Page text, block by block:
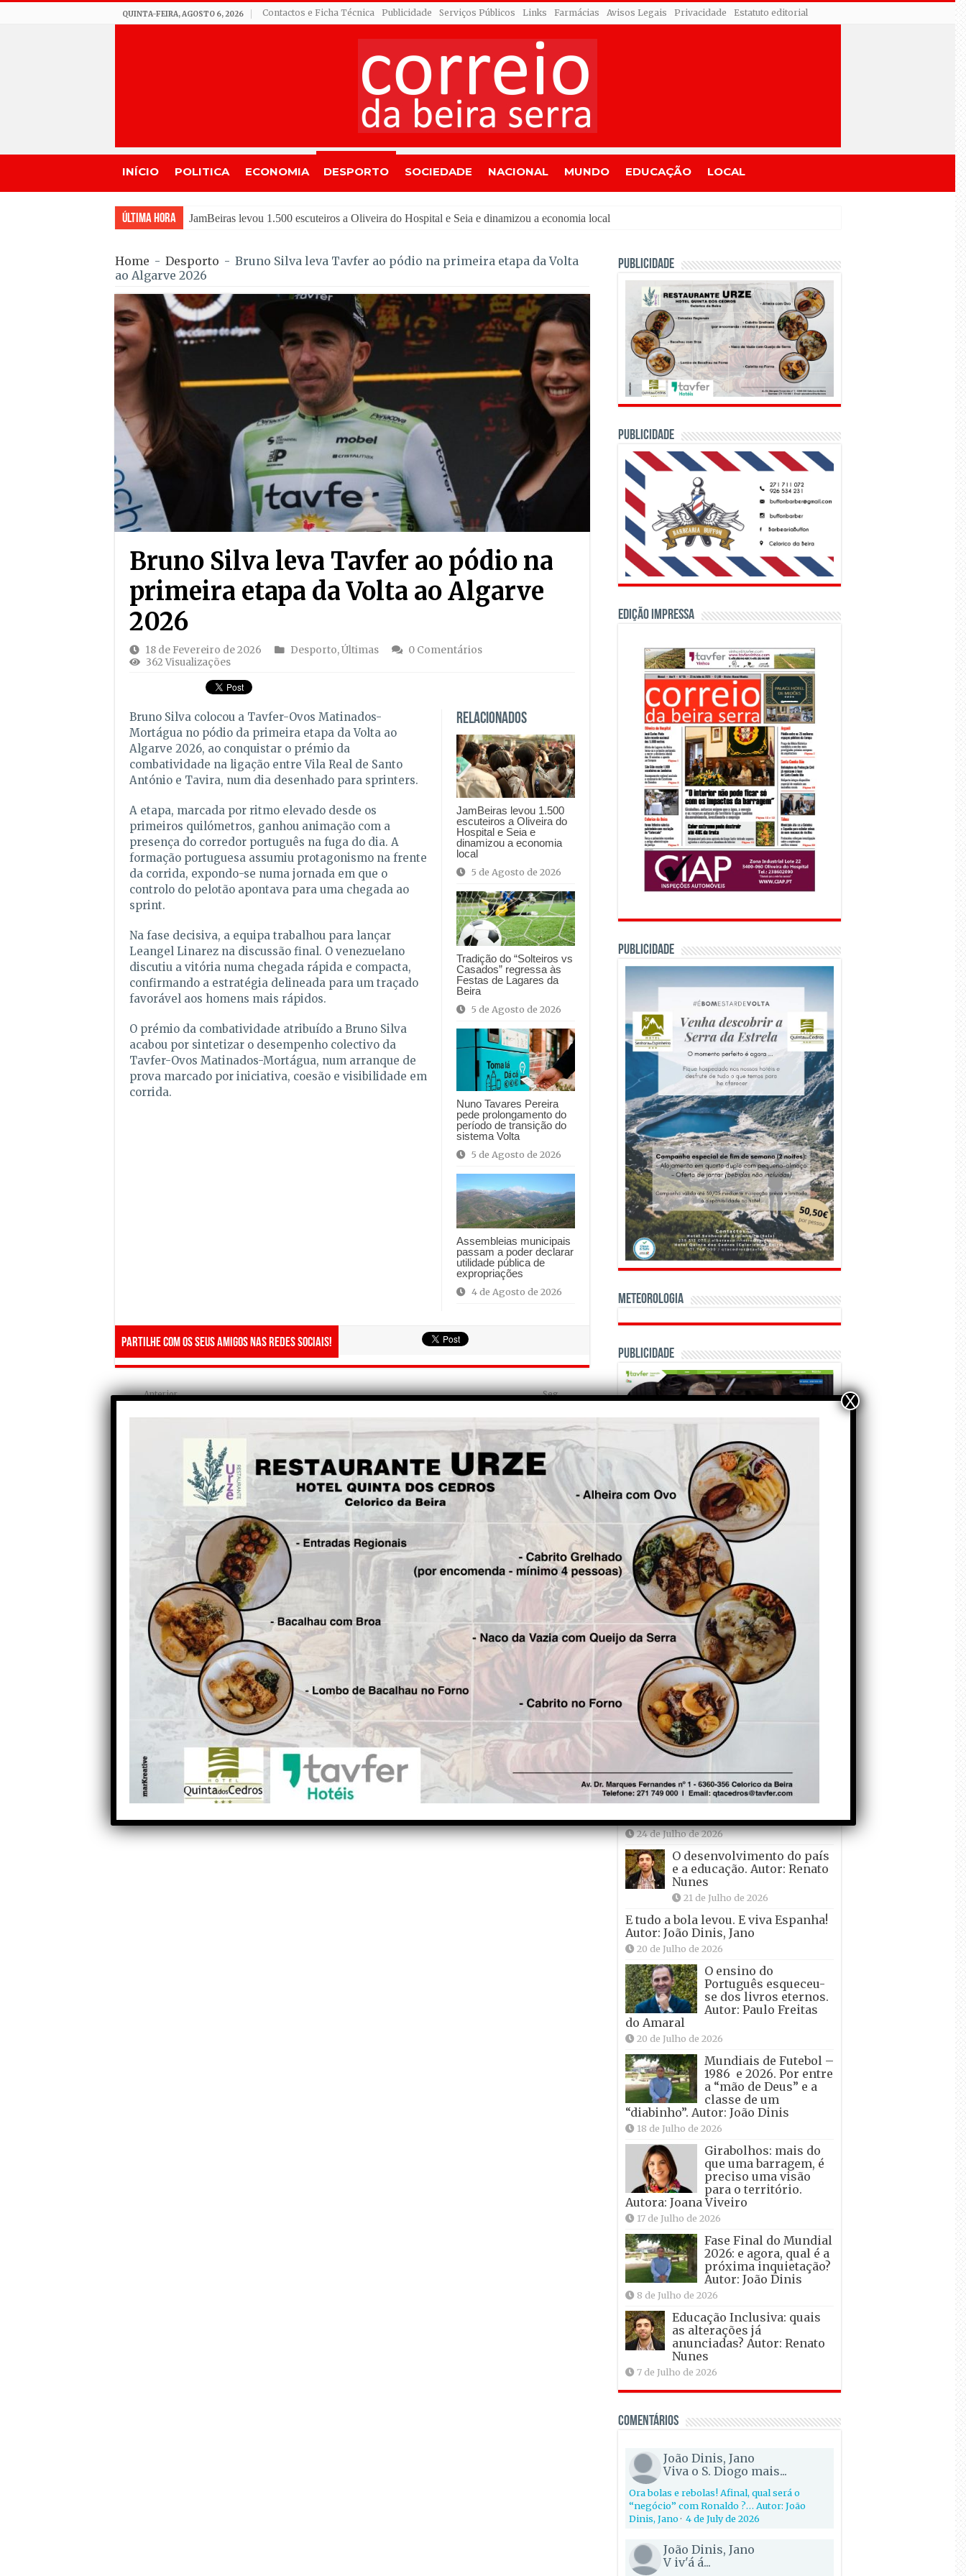
QUINTA-FEIRA, AGOSTO 6, 2026 Contactos e Ficha Técnica Publicidade Serviços Públicos Links Farmácias Avisos Legais Privacidade Estatuto editorial
INÍCIO POLITICA ECONOMIA DESPORTO SOCIEDADE NACIONAL MUNDO EDUCAÇÃO LOCAL
Última Hora Tradição do “Solteiros vs Cas
Home - Desporto - Bruno Silva leva Tavfer ao pódio na primeira etapa da Volta
ao Algarve 2026
Bruno Silva leva Tavfer ao pódio na
primeira etapa da Volta ao Algarve
2026
18 de Fevereiro de 2026 Desporto,Últimas
0 Comentários
362 Visualizações
Relacionados
JamBeiras levou 1.500
escuteiros a Oliveira do
Hospital e Seia e
dinamizou a economia
local
5 de Agosto de 2026
Tradição do “Solteiros vs
Casados” regressa às
Festas de Lagares da
Beira
5 de Agosto de 2026
Nuno Tavares Pereira
pede prolongamento do
período de transição do
sistema Volta
5 de Agosto de 2026
Assembleias municipais
passam a poder declarar
utilidade pública de
expropriações
4 de Agosto de 2026
Bruno Silva colocou a Tavfer-Ovos Matinados-
Mortágua no pódio da primeira etapa da Volta ao
Algarve 2026, ao conquistar o prémio da
combatividade na ligação entreVila Real de Santo
Antónioe Tavira, num dia desenhado para sprinters.
A etapa, marcada por ritmo elevado desde os
primeiros quilómetros, ganhou animação com a
presença do corredor português na fuga do dia. A
formação portuguesa assumiu protagonismo na frente
da corrida, expondo-se numa jornada em que o
controlo do pelotão apontava para uma chegada ao
sprint.
Na fase decisiva, a equipa trabalhou para lançar
Leangel Linarez na discussão final. O venezuelano
discutiu a vitória numa chegada rápida e compacta,
confirmando a estratégia delineada para um traçado
favorável aos homens mais rápidos.
O prémio da combatividade atribuído a Bruno Silva
acabou por sintetizar o desempenho colectivo da
Tavfer-Ovos Matinados-Mortágua, num arranque de
prova marcado por iniciativa, coesão e visibilidade em
corrida.
Partilhe com os seus amigos nas redes sociais!
Anterior
Nelas para três dias de festa
Seg.
operacional do Rally de
Portugal em 2027 e 2028
PUBLICIDADE
PUBLICIDADE
Edição Impressa
PUBLICIDADE
Meteorologia
Publicidade
OPINIÃO E CRÓNICAS
A marca Sporting em
todo o mundo está a
crescer atrás de
Ronaldo. Autor: Paulo
Freitas do Amaral
5 de Agosto de 2026
Falso crescimento…
Autor: Nuno Pereira
1 de Agosto de 2026
Tadei Pogacar vence o
“Tour” – A “Volta a
França em Bicicleta”
pela quinta vez! Autor:
João Dinis
27 de Julho de 2026
Condecorem o
Primeiro ! – que ele
não quer ir de férias!
Autor: Carlos Martelo
24 de Julho de 2026
O desenvolvimento do país
e a educação. Autor: Renato
Nunes
21 de Julho de 2026
E tudo a bola levou. E viva Espanha!
Autor: João Dinis, Jano
20 de Julho de 2026
O ensino do
Português esqueceu-
se dos livros eternos.
Autor: Paulo Freitas
do Amaral
20 de Julho de 2026
Mundiais de Futebol –
1986 e 2026. Por entre
a “mão de Deus” e a
classe de um
“diabinho”. Autor: João Dinis
18 de Julho de 2026
Girabolhos: mais do
que uma barragem, é
preciso uma visão
para o território.
Autora: Joana Viveiro
17 de Julho de 2026
Fase Final do Mundial
2026: e agora, qual é a
próxima inquietação?
Autor: João Dinis
8 de Julho de 2026
Educação Inclusiva: quais
as alterações já
anunciadas? Autor: Renato
Nunes
7 de Julho de 2026
Comentários
João Dinis, Jano
Viva o S. Diogo mais...
Ora bolas e rebolas! Afinal, qual será o
“negócio” com Ronaldo ?… Autor: João
Dinis, Jano· 4 de July de 2026
João Dinis, Jano
V iv'á á...
X